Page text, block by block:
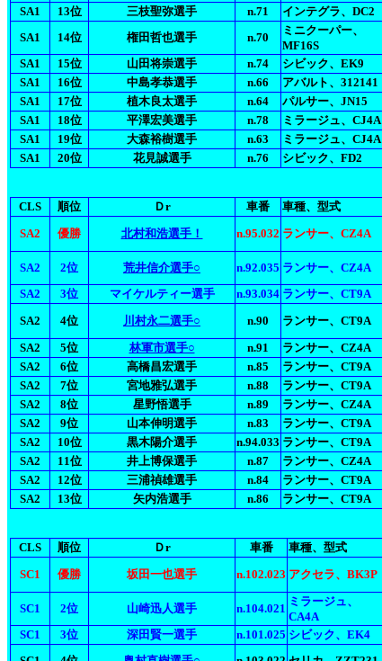
SA1
13位 三枝聖弥選手 n.71 インテグラ、DC2
SA1
14位 権田哲也選手 n.70
ミニクーパー、
MF16S
SA1
15位 山田将崇選手 n.74 シビック、EK9
SA1
16位 中島孝恭選手 n.66 アバルト、312141
SA1
17位 植木良太選手 n.64 パルサー、JN15
SA1
18位 平澤宏美選手 n.78 ミラージュ、CJ4A
SA1
19位 大森裕樹選手 n.63 ミラージュ、CJ4A
SA1
20位 花見誠選手 n.76 シビック、FD2
CLS 順位 Ｄr 車番 車種、型式
SA2
優勝 北村和浩選手！ n.95.032 ランサー、CZ4A
SA2
2位 荒井信介選手○ n.92.035 ランサー、CZ4A
SA2
3位 マイケルティー選手 n.93.034 ランサー、CT9A
SA2
4位 川村永二選手○ n.90 ランサー、CT9A
SA2
5位 林軍市選手○ n.91 ランサー、CZ4A
SA2
6位 高橋昌宏選手 n.85 ランサー、CT9A
SA2
7位 宮地雅弘選手 n.88 ランサー、CT9A
SA2
8位 星野悟選手 n.89 ランサー、CZ4A
SA2
9位 山本伸明選手 n.83 ランサー、CT9A
SA2
10位 黒木陽介選手 n.94.033 ランサー、CT9A
SA2
11位 井上博保選手 n.87 ランサー、CZ4A
SA2
12位 三浦禎雄選手 n.84 ランサー、CT9A
SA2
13位 矢内浩選手 n.86 ランサー、CT9A
CLS 順位 Ｄr 車番 車種、型式
SC1
優勝 坂田一也選手 n.102.023 アクセラ、BK3P
SC1
2位 山崎迅人選手 n.104.021
ミラージュ、
CA4A
SC1
3位 深田賢一選手 n.101.025 シビック、EK4